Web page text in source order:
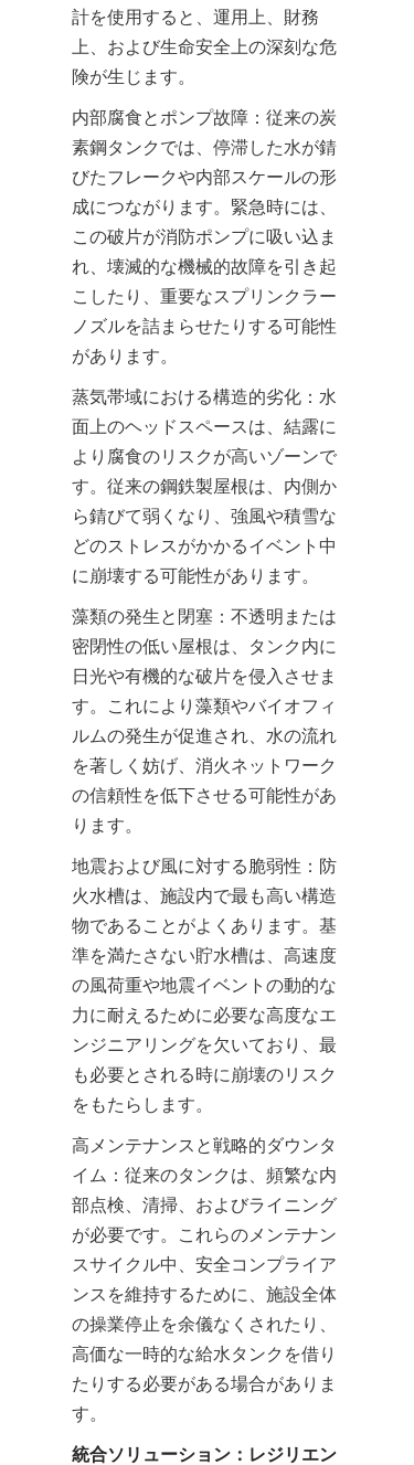
計を使用すると、運用上、財務
上、および生命安全上の深刻な危
険が生じます。
内部腐食とポンプ故障：従来の炭
素鋼タンクでは、停滞した水が錆
びたフレークや内部スケールの形
成につながります。緊急時には、
この破片が消防ポンプに吸い込ま
れ、壊滅的な機械的故障を引き起
こしたり、重要なスプリンクラー
ノズルを詰まらせたりする可能性
があります。
蒸気帯域における構造的劣化：水
面上のヘッドスペースは、結露に
より腐食のリスクが高いゾーンで
す。従来の鋼鉄製屋根は、内側か
ら錆びて弱くなり、強風や積雪な
どのストレスがかかるイベント中
に崩壊する可能性があります。
藻類の発生と閉塞：不透明または
密閉性の低い屋根は、タンク内に
日光や有機的な破片を侵入させま
す。これにより藻類やバイオフィ
ルムの発生が促進され、水の流れ
を著しく妨げ、消火ネットワーク
の信頼性を低下させる可能性があ
ります。
地震および風に対する脆弱性：防
火水槽は、施設内で最も高い構造
物であることがよくあります。基
準を満たさない貯水槽は、高速度
の風荷重や地震イベントの動的な
力に耐えるために必要な高度なエ
ンジニアリングを欠いており、最
も必要とされる時に崩壊のリスク
をもたらします。
高メンテナンスと戦略的ダウンタ
イム：従来のタンクは、頻繁な内
部点検、清掃、およびライニング
が必要です。これらのメンテナン
スサイクル中、安全コンプライア
ンスを維持するために、施設全体
の操業停止を余儀なくされたり、
高価な一時的な給水タンクを借り
たりする必要がある場合がありま
す。
統合ソリューション：レジリエン